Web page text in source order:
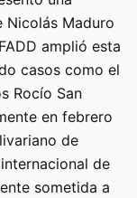
Nicolás Maduro
amplió esta
casos como el
Rocío San
en febrero
de
de
sometida a